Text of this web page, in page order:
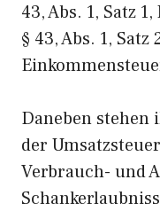
43, Abs. 1, Satz
§ 43, Abs. 1, Satz
Daneben stehen
der
Verbrauch- und